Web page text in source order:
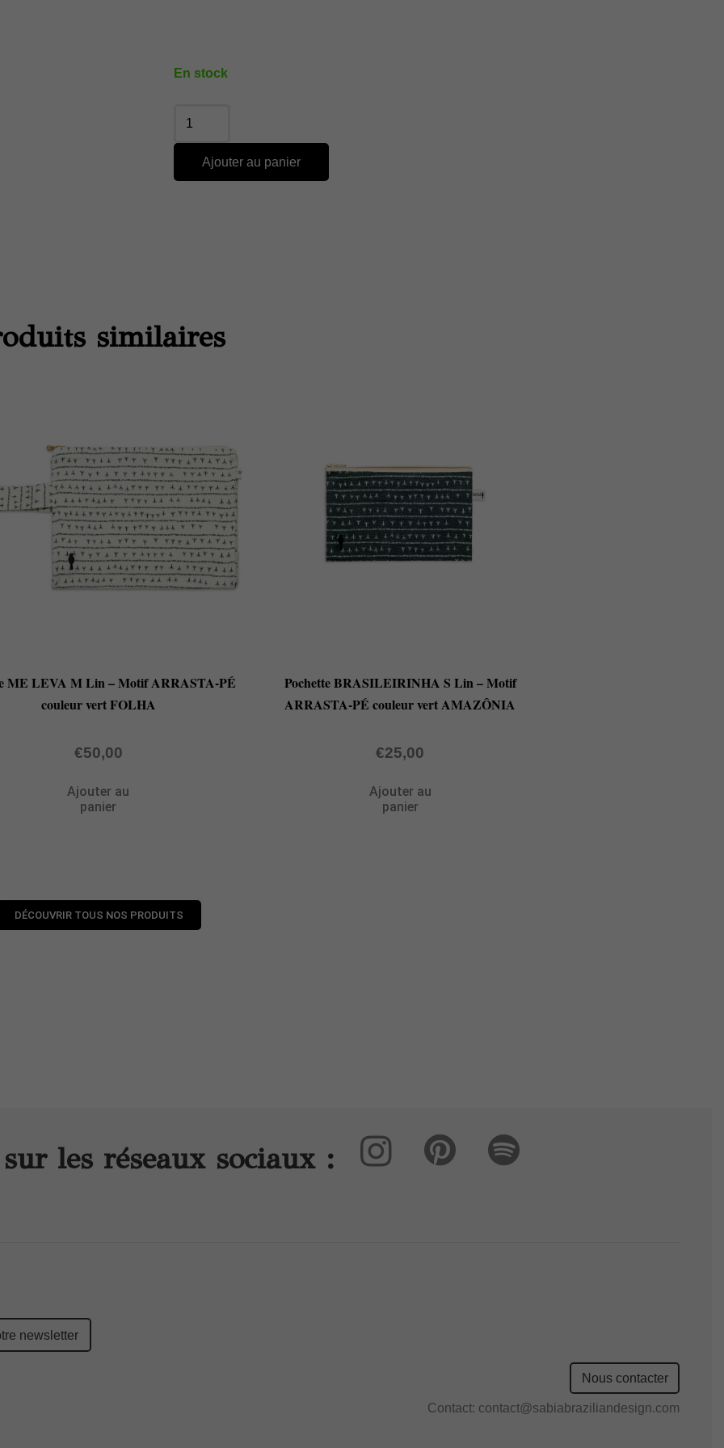
En stock
Ajouter au panier
similaires
ME LEVA M Lin – Motif ARRASTA-PÉ
couleur vert FOLHA
€50,00
Ajouter au
panier
Pochette BRASILEIRINHA S Lin – Motif
ARRASTA-PÉ couleur vert AMAZÔNIA
€25,00
Ajouter au
panier
DÉCOUVRIR TOUS NOS PRODUITS
les réseaux sociaux :
Nous contacter
Contact: contact@sabiabraziliandesign.com